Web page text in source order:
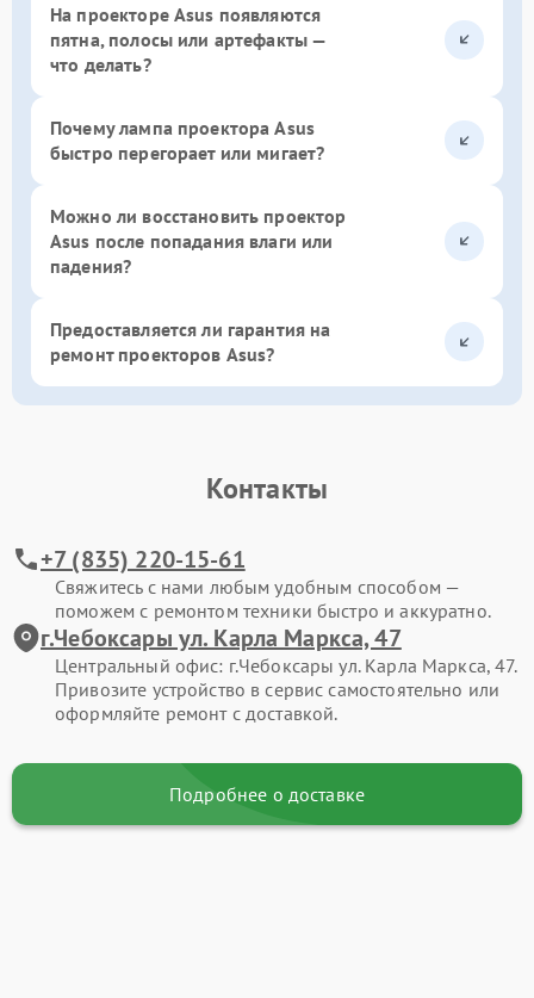
На проекторе Asus появляются
пятна, полосы или артефакты —
что делать?
Почему лампа проектора Asus
быстро перегорает или мигает?
Можно ли восстановить проектор
Asus после попадания влаги или
падения?
Предоставляется ли гарантия на
ремонт проекторов Asus?
Контакты
+7 (835) 220-15-61
Свяжитесь с нами любым удобным способом —
поможем с ремонтом техники быстро и аккуратно.
г.Чебоксары ул. Карла Маркса, 47
Центральный офис: г.Чебоксары ул. Карла Маркса, 47.
Привозите устройство в сервис самостоятельно или
оформляйте ремонт с доставкой.
Подробнее о доставке